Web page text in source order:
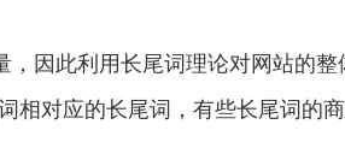
因此利用长尾词理论对网站的整
相对应的长尾词，有些长尾词的